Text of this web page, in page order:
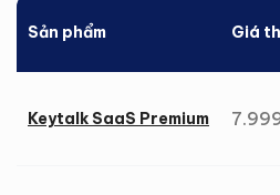
Sản phẩm Giá
Keytalk SaaS Premium